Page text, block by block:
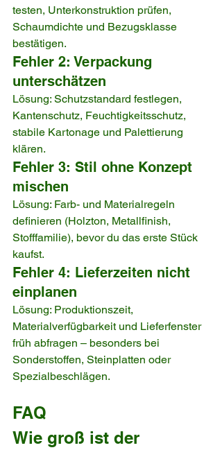
testen, Unterkonstruktion prüfen,
Schaumdichte und Bezugsklasse
bestätigen.
Fehler 2: Verpackung
unterschätzen
Lösung: Schutzstandard festlegen,
Kantenschutz, Feuchtigkeitsschutz,
stabile Kartonage und Palettierung
klären.
Fehler 3: Stil ohne Konzept
mischen
Lösung: Farb- und Materialregeln
definieren (Holzton, Metallfinish,
Stofffamilie), bevor du das erste Stück
kaufst.
Fehler 4: Lieferzeiten nicht
einplanen
Lösung: Produktionszeit,
Materialverfügbarkeit und Lieferfenster
früh abfragen – besonders bei
Sonderstoffen, Steinplatten oder
Spezialbeschlägen.
FAQ
Wie groß ist der